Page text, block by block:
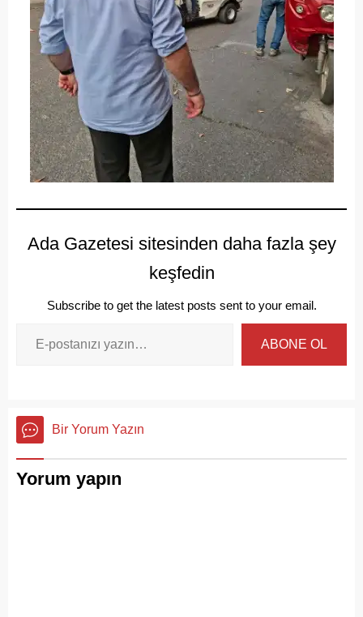
Ada Gazetesi sitesinden daha fazla şey
keşfedin
Subscribe to get the latest posts sent to your email.
ABONE OL
Bir Yorum Yazın
Yorum yapın